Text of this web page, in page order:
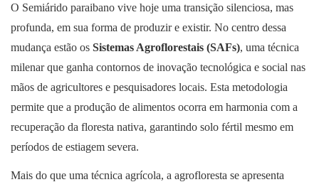
O Semiárido paraibano vive hoje uma transição silenciosa, mas
profunda, em sua forma de produzir e existir. No centro dessa
mudança estão os Sistemas Agroflorestais (SAFs), uma técnica
milenar que ganha contornos de inovação tecnológica e social nas
mãos de agricultores e pesquisadores locais. Esta metodologia
permite que a produção de alimentos ocorra em harmonia com a
recuperação da floresta nativa, garantindo solo fértil mesmo em
períodos de estiagem severa.
Mais do que uma técnica agrícola, a agrofloresta se apresenta